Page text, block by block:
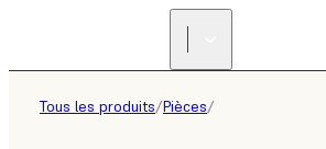
Tous les produits/Pièces/